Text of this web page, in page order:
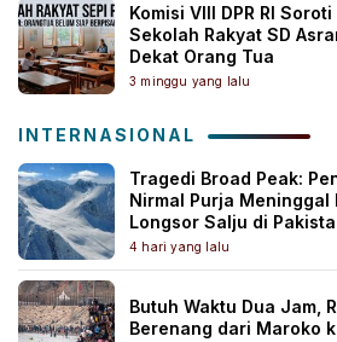
Komisi VIII DPR RI
Sekolah Rakyat SD
Dekat Orang Tua
3 minggu yang lalu
INTERNASIONAL
Tragedi Broad Peak:
Nirmal Purja Meninggal
Longsor Salju di
4 hari yang lalu
Butuh Waktu Dua Jam,
Berenang dari Maroko